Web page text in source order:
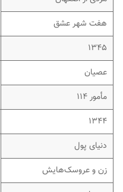
هفت شهر عشق
۱۳۴۵
عصیان
مأمور ۱۱۴
۱۳۴۴
دنیای پول
زن و عروسک‌هایش